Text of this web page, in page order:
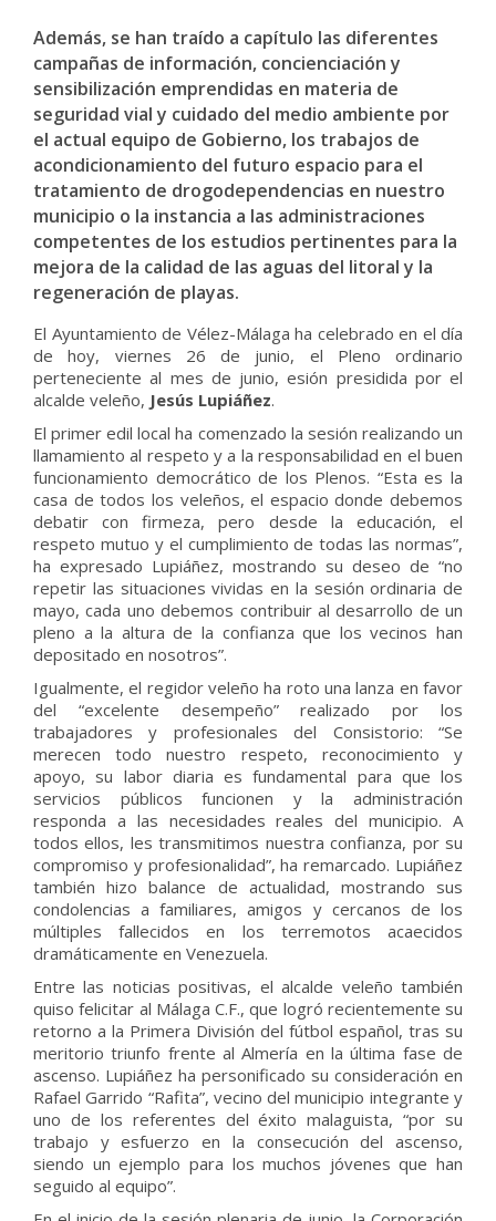
Además, se han traído a capítulo las diferentes
campañas de información, concienciación y
sensibilización emprendidas en materia de
seguridad vial y cuidado del medio ambiente por
el actual equipo de Gobierno, los trabajos de
acondicionamiento del futuro espacio para el
tratamiento de drogodependencias en nuestro
municipio o la instancia a las administraciones
competentes de los estudios pertinentes para la
mejora de la calidad de las aguas del litoral y la
regeneración de playas.
El Ayuntamiento de Vélez-Málaga ha celebrado en el día
de hoy, viernes 26 de junio, el Pleno ordinario
perteneciente al mes de junio, esión presidida por el
alcalde veleño, Jesús Lupiáñez.
El primer edil local ha comenzado la sesión realizando un
llamamiento al respeto y a la responsabilidad en el buen
funcionamiento democrático de los Plenos. “Esta es la
casa de todos los veleños, el espacio donde debemos
debatir con firmeza, pero desde la educación, el
respeto mutuo y el cumplimiento de todas las normas”,
ha expresado Lupiáñez, mostrando su deseo de “no
repetir las situaciones vividas en la sesión ordinaria de
mayo, cada uno debemos contribuir al desarrollo de un
pleno a la altura de la confianza que los vecinos han
depositado en nosotros”.
Igualmente, el regidor veleño ha roto una lanza en favor
del “excelente desempeño” realizado por los
trabajadores y profesionales del Consistorio: “Se
merecen todo nuestro respeto, reconocimiento y
apoyo, su labor diaria es fundamental para que los
servicios públicos funcionen y la administración
responda a las necesidades reales del municipio. A
todos ellos, les transmitimos nuestra confianza, por su
compromiso y profesionalidad”, ha remarcado. Lupiáñez
también hizo balance de actualidad, mostrando sus
condolencias a familiares, amigos y cercanos de los
múltiples fallecidos en los terremotos acaecidos
dramáticamente en Venezuela.
Entre las noticias positivas, el alcalde veleño también
quiso felicitar al Málaga C.F., que logró recientemente su
retorno a la Primera División del fútbol español, tras su
meritorio triunfo frente al Almería en la última fase de
ascenso. Lupiáñez ha personificado su consideración en
Rafael Garrido “Rafita”, vecino del municipio integrante y
uno de los referentes del éxito malaguista, “por su
trabajo y esfuerzo en la consecución del ascenso,
siendo un ejemplo para los muchos jóvenes que han
seguido al equipo”.